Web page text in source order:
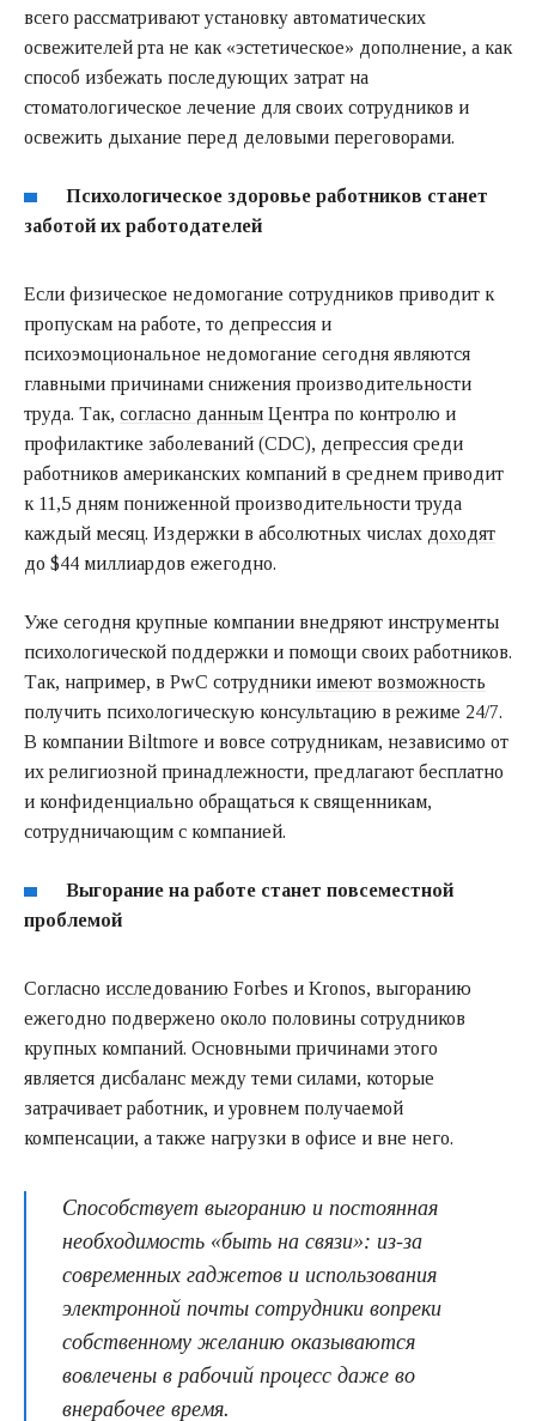
всего рассматривают установку автоматических
освежителей рта не как «эстетическое» дополнение, а как
способ избежать последующих затрат на
стоматологическое лечение для своих сотрудников и
освежить дыхание перед деловыми переговорами.
Психологическое здоровье работников станет
заботой их работодателей
Если физическое недомогание сотрудников приводит к
пропускам на работе, то депрессия и
психоэмоциональное недомогание сегодня являются
главными причинами снижения производительности
труда. Так, согласно данным Центра по контролю и
профилактике заболеваний (CDC), депрессия среди
работников американских компаний в среднем приводит
к 11,5 дням пониженной производительности труда
каждый месяц. Издержки в абсолютных числах доходят
до $44 миллиардов ежегодно.
Уже сегодня крупные компании внедряют инструменты
психологической поддержки и помощи своих работников.
Так, например, в PwC сотрудники имеют возможность
получить психологическую консультацию в режиме 24/7.
В компании Biltmore и вовсе сотрудникам, независимо от
их религиозной принадлежности, предлагают бесплатно
и конфиденциально обращаться к священникам,
сотрудничающим с компанией.
Выгорание на работе станет повсеместной
проблемой
Согласно исследованию Forbes и Kronos, выгоранию
ежегодно подвержено около половины сотрудников
крупных компаний. Основными причинами этого
является дисбаланс между теми силами, которые
затрачивает работник, и уровнем получаемой
компенсации, а также нагрузки в офисе и вне него.
Способствует выгоранию и постоянная
необходимость «быть на связи»: из-за
современных гаджетов и использования
электронной почты сотрудники вопреки
собственному желанию оказываются
вовлечены в рабочий процесс даже во
внерабочее время.